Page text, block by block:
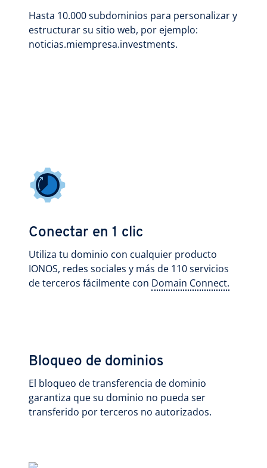
Hasta 10.000 subdominios para personalizar y
estructurar su sitio web, por ejemplo:
noticias.miempresa.investments.
Conectar en 1 clic
Utiliza tu dominio con cualquier producto
IONOS, redes sociales y más de 110 servicios
de terceros fácilmente con Domain Connect.
Bloqueo de dominios
El bloqueo de transferencia de dominio
garantiza que su dominio no pueda ser
transferido por terceros no autorizados.